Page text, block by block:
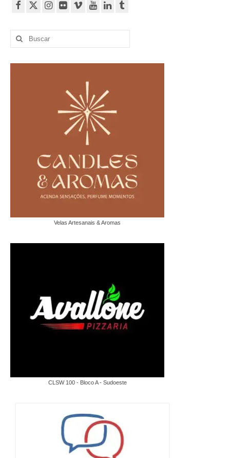
Buscar
por:
Velas Artesanais & Aromas
CLSW 100 - Bloco A - Sudoeste